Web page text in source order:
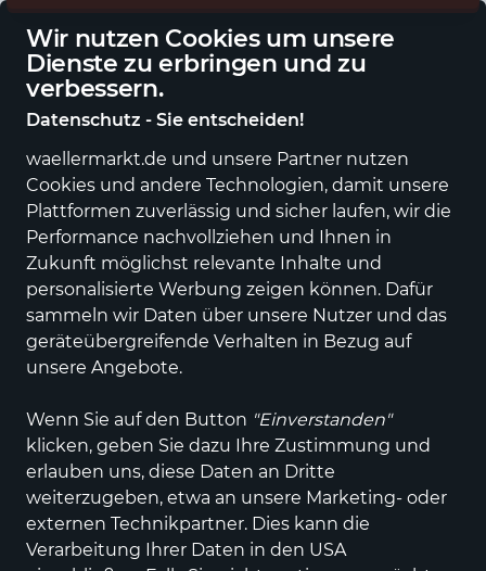
Wir nutzen Cookies um unsere
Dienste zu erbringen und zu
verbessern.
Datenschutz - Sie entscheiden!
waellermarkt.de und unsere Partner nutzen
Cookies und andere Technologien, damit unsere
Plattformen zuverlässig und sicher laufen, wir die
Performance nachvollziehen und Ihnen in
Zukunft möglichst relevante Inhalte und
personalisierte Werbung zeigen können. Dafür
sammeln wir Daten über unsere Nutzer und das
geräteübergreifende Verhalten in Bezug auf
unsere Angebote.
Wenn Sie auf den Button "Einverstanden"
klicken, geben Sie dazu Ihre Zustimmung und
erlauben uns, diese Daten an Dritte
weiterzugeben, etwa an unsere Marketing- oder
externen Technikpartner. Dies kann die
Verarbeitung Ihrer Daten in den USA
Eigener regionaler Lieferdienst
Alle Kategorien Neuheiten Angebote Sportartikel
Einkaufen im wällermarkt
Essen, Trinken &
Genuss
Lebensmittel
Fleisch, Fisch, Meeresfrüchte &
Eier
Fleisch, Fisch,
Meeresfrüchte & Eier
ALLE FILTER
18 Produkte